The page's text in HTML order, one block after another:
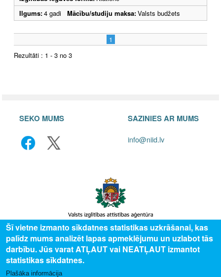
Ilgums:4 gadi Mācību/studiju maksa:Valsts budžets
1
Rezultāti : 1 - 3 no 3
SEKO MUMS SAZINIES AR MUMS
info@niid.lv
© 2025 Valsts izglītības attīstības aģentūra, publicētā satura visas tiesības
aizsargātas.
Šī vietne izmanto sīkdatnes statistikas uzkrāšanai, kas
palīdz mums analizēt lapas apmeklējumu un uzlabot tās
darbību. Jūs varat ATĻAUT vai NEATĻAUT izmantot
statistikas sīkdatnes.
Plašāka informācija